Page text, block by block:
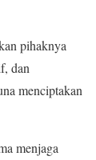
pihaknya
dan
menciptakan
menjaga